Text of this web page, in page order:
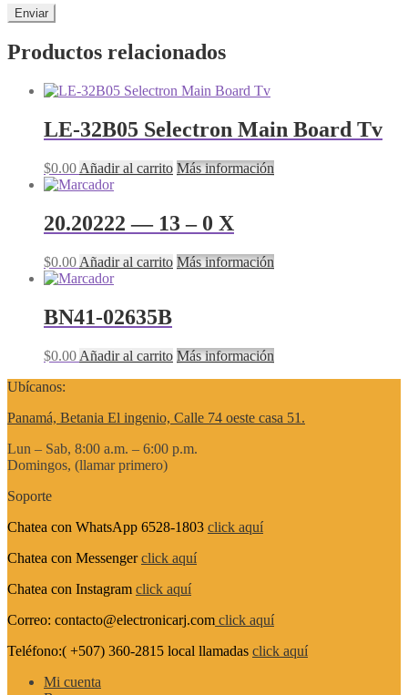
Productos relacionados
LE-32B05 Selectron Main Board Tv
$0.00 Añadir al carrito Más información
20.20222 — 13 – 0 X
$0.00 Añadir al carrito Más información
BN41-02635B
$0.00 Añadir al carrito Más información
Ubícanos:
Panamá, Betania El ingenio, Calle 74 oeste casa 51.
Lun – Sab, 8:00 a.m. – 6:00 p.m.
Domingos, (llamar primero)
Soporte
Chatea con WhatsApp 6528-1803 click aquí
Chatea con Messengerclick aquí
Chatea con Instagram click aquí
Correo: contacto@electronicarj.com click aquí
Teléfono:( +507) 360-2815 local llamadas click aquí
Mi cuenta